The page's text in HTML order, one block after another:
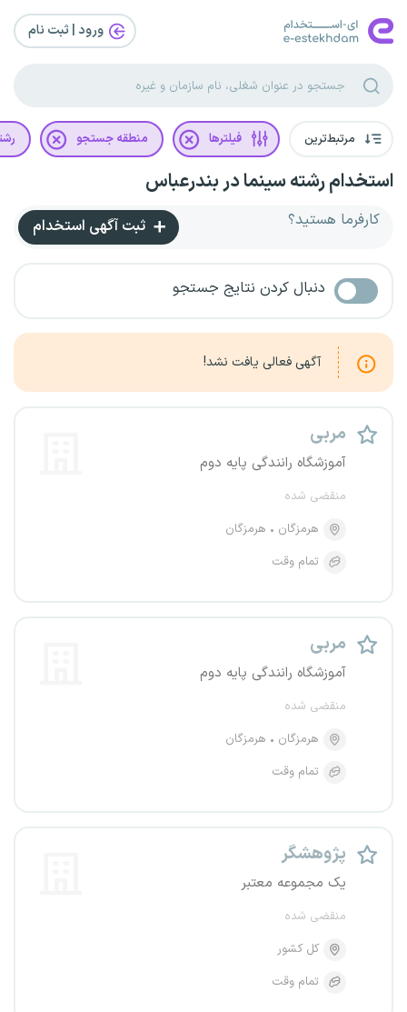
ورود | ثبت‌ نام
مرتبط‌ترین فیلترها منطقه جستجو
استخدام رشته سینما در بندرعباس
کارفرما هستید؟ ثبت آگهی استخدام
دنبال کردن نتایج جستجو
آگهی فعالی یافت نشد!
مربی
آموزشگاه رانندگی پایه دوم
منقضی شده
هرمزگان
هرمزگان
تمام وقت
مربی
آموزشگاه رانندگی پایه دوم
منقضی شده
هرمزگان
هرمزگان
تمام وقت
پژوهشگر
یک مجموعه معتبر
منقضی شده
کل کشور
تمام وقت